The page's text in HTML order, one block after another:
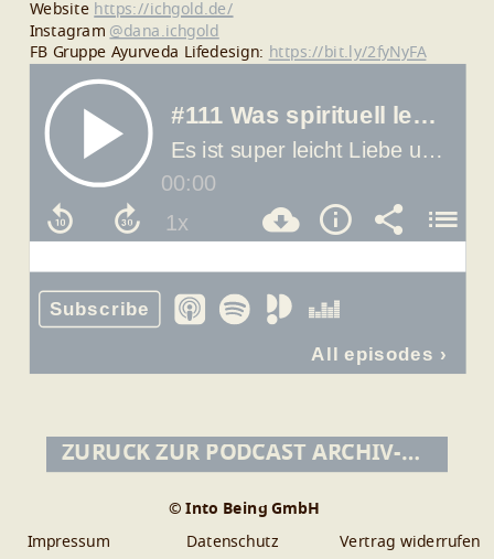
Website https://ichgold.de/
Instagram @dana.ichgold
FB Gruppe Ayurveda Lifedesign: https://bit.ly/2fyNyFA
ZURÜCK ZUR PODCAST ARCHIV-ÜBERSICHT
© Into Being GmbH
Datenschutz
Impressum Vertrag widerrufen